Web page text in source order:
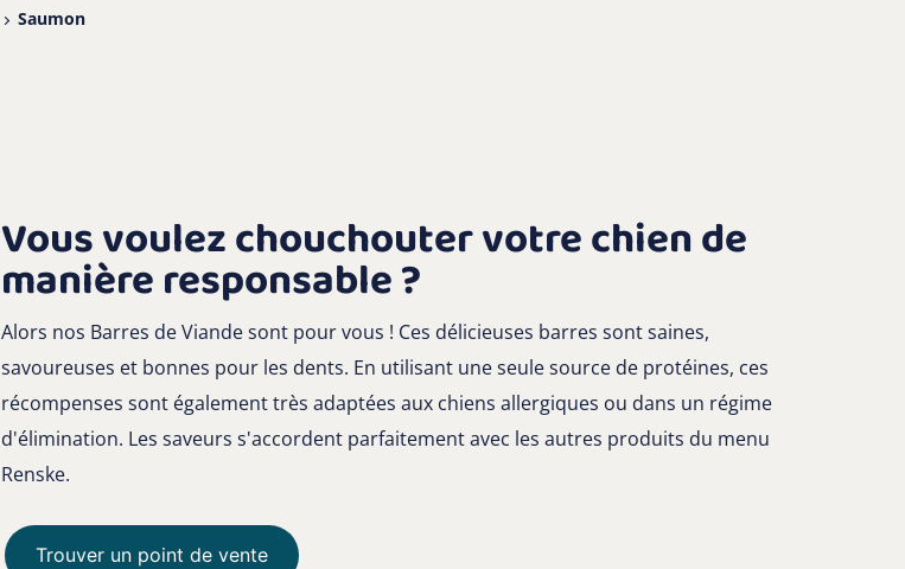
Saumon
Vous voulez chouchouter votre chien de
manière responsable ?
Alors nos Barres de Viande sont pour vous ! Ces délicieuses barres sont saines,
savoureuses et bonnes pour les dents. En utilisant une seule source de protéines, ces
récompenses sont également très adaptées aux chiens allergiques ou dans un régime
d'élimination. Les saveurs s'accordent parfaitement avec les autres produits du menu
Renske.
Trouver un point de vente